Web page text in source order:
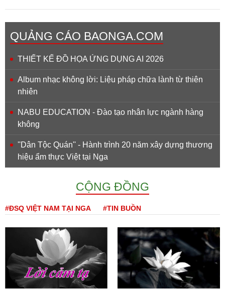
QUẢNG CÁO BAONGA.COM
THIẾT KẾ ĐỒ HỌA ỨNG DỤNG AI 2026
Album nhạc không lời: Liệu pháp chữa lành từ thiên
nhiên
NABU EDUCATION - Đào tạo nhân lực ngành hàng
không
''Dân Tộc Quán'' - Hành trình 20 năm xây dựng thương
hiệu ẩm thực Việt tại Nga
CỘNG ĐỒNG
#ĐSQ VIỆT NAM TẠI NGA #TIN BUỒN